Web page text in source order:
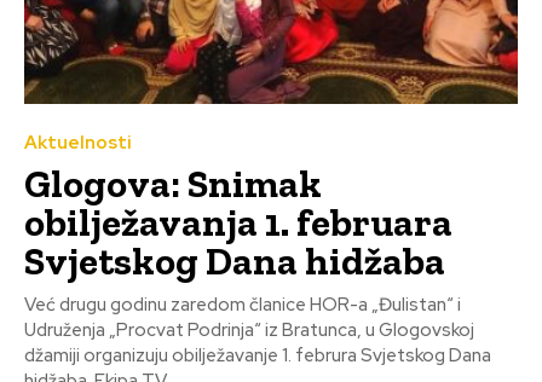
Aktuelnosti
Glogova: Snimak
obilježavanja 1. februara
Svjetskog Dana hidžaba
Već drugu godinu zaredom članice HOR-a „Đulistan“ i
Udruženja „Procvat Podrinja“ iz Bratunca, u Glogovskoj
džamiji organizuju obilježavanje 1. februra Svjetskog Dana